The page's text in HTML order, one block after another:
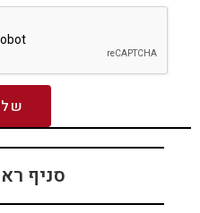
סניף